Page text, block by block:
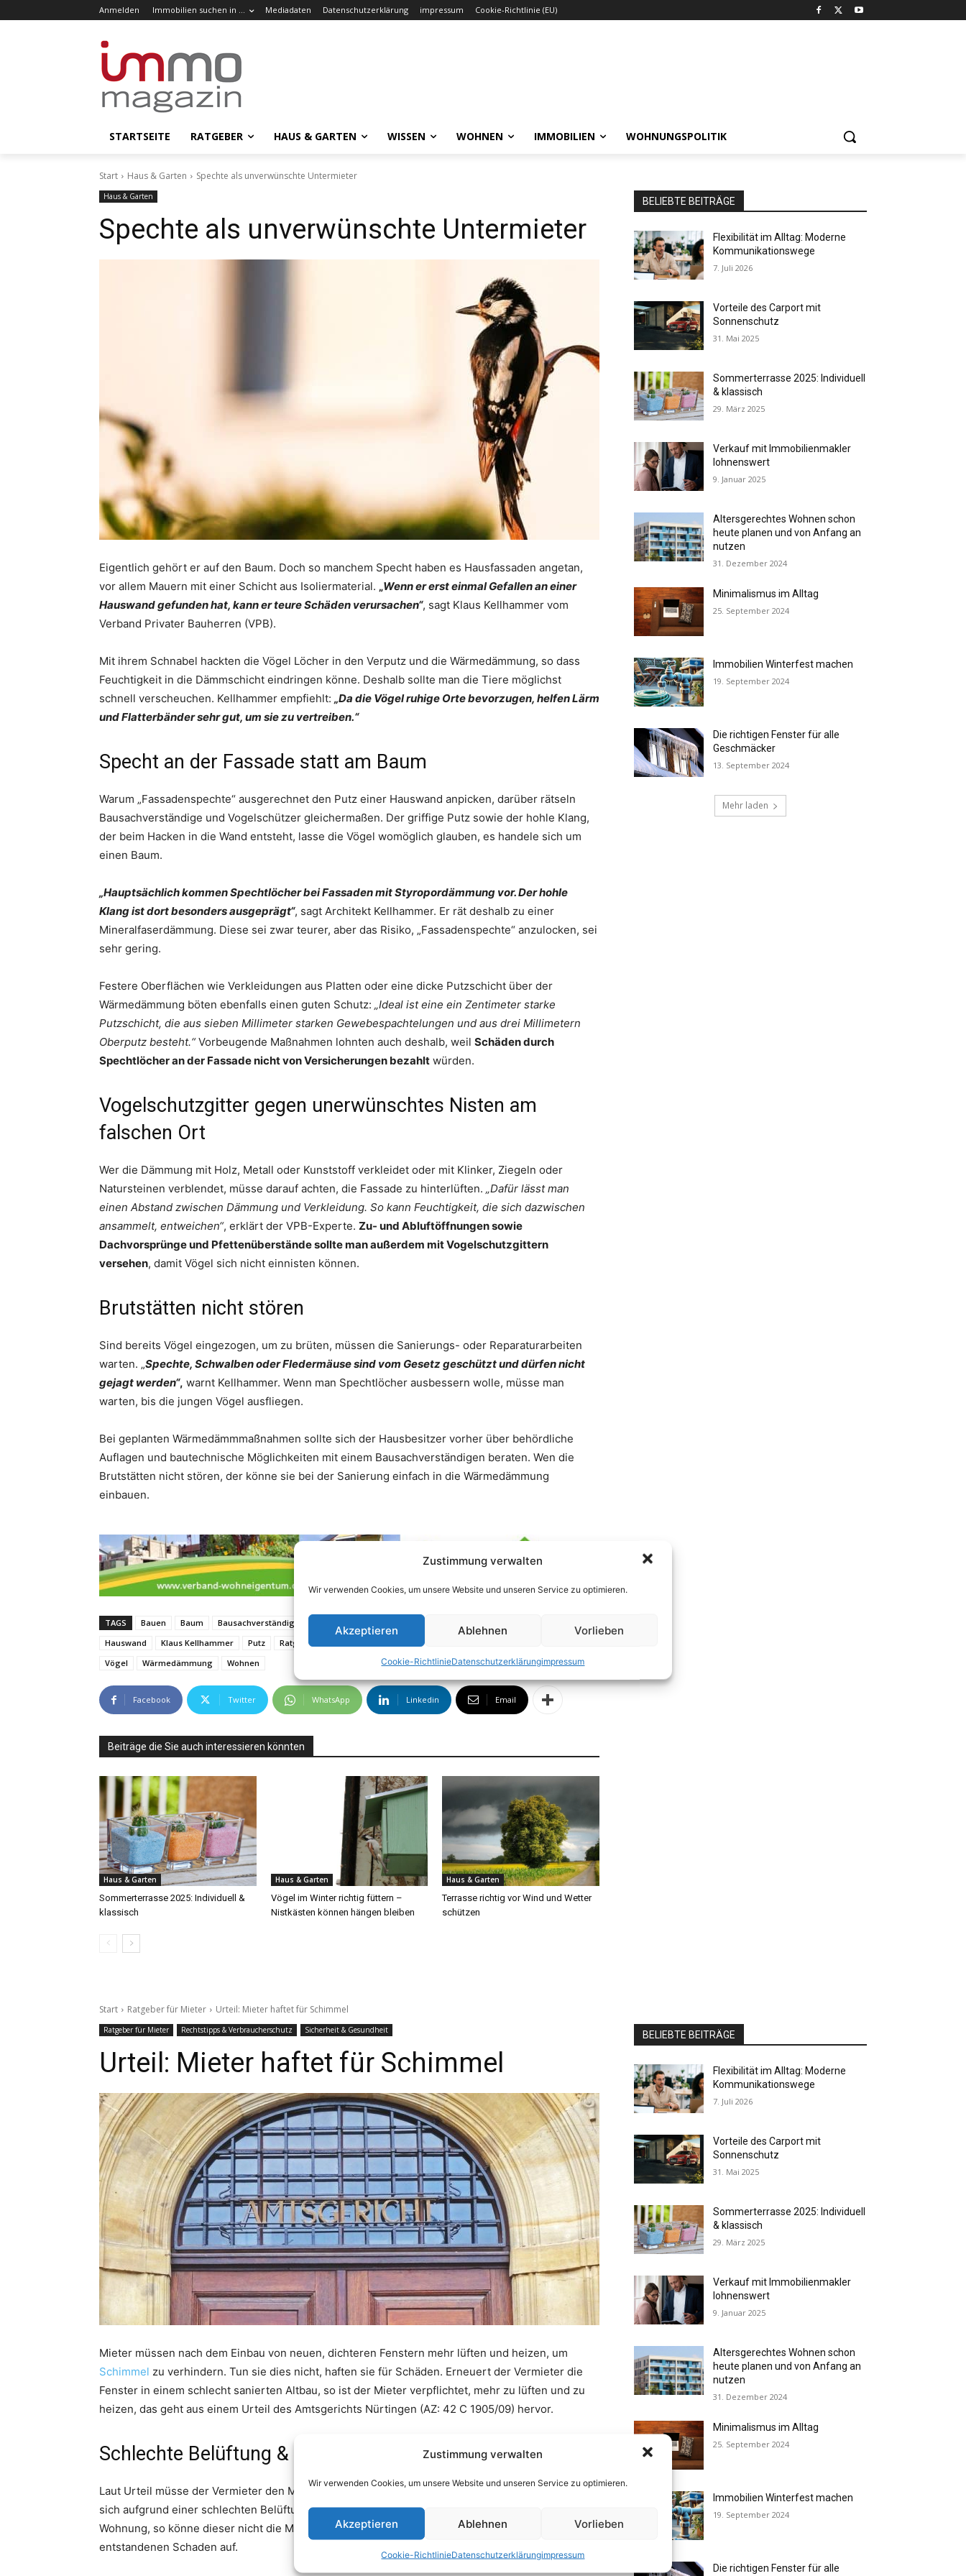
Zustimmung verwalten
Wir verwenden Cookies, um unsere Website und unseren Service zu optimieren.
Akzeptieren Ablehnen Vorlieben
Cookie-RichtlinieDatenschutzerklärungimpressum
Anmelden Immobilien suchen in … Mediadaten Datenschutzerklärung impressum Cookie-Richtlinie (EU)
STARTSEITE RATGEBER HAUS & GARTEN WISSEN WOHNEN IMMOBILIEN WOHNUNGSPOLITIK
Start Haus & Garten Spechte als unverwünschte Untermieter
Haus & Garten
Spechte als unverwünschte Untermieter
Eigentlich gehört er auf den Baum. Doch so manchem Specht haben es Hausfassaden angetan,
vor allem Mauern mit einer Schicht aus Isoliermaterial. „Wenn er erst einmal Gefallen an einer
Hauswand gefunden hat, kann er teure Schäden verursachen“, sagt Klaus Kellhammer vom
Verband Privater Bauherren (VPB).
Mit ihrem Schnabel hackten die Vögel Löcher in den Verputz und die Wärmedämmung, so dass
Feuchtigkeit in die Dämmschicht eindringen könne. Deshalb sollte man die Tiere möglichst
schnell verscheuchen. Kellhammer empfiehlt: „Da die Vögel ruhige Orte bevorzugen, helfen Lärm
und Flatterbänder sehr gut, um sie zu vertreiben.“
Specht an der Fassade statt am Baum
Warum „Fassadenspechte“ ausgerechnet den Putz einer Hauswand anpicken, darüber rätseln
Bausachverständige und Vogelschützer gleichermaßen. Der griffige Putz sowie der hohle Klang,
der beim Hacken in die Wand entsteht, lasse die Vögel womöglich glauben, es handele sich um
einen Baum.
„Hauptsächlich kommen Spechtlöcher bei Fassaden mit Styropordämmung vor. Der hohle
Klang ist dort besonders ausgeprägt“, sagt Architekt Kellhammer. Er rät deshalb zu einer
Mineralfaserdämmung. Diese sei zwar teurer, aber das Risiko, „Fassadenspechte“ anzulocken, sei
sehr gering.
Festere Oberflächen wie Verkleidungen aus Platten oder eine dicke Putzschicht über der
Wärmedämmung böten ebenfalls einen guten Schutz: „Ideal ist eine ein Zentimeter starke
Putzschicht, die aus sieben Millimeter starken Gewebespachtelungen und aus drei Millimetern
Oberputz besteht.“Vorbeugende Maßnahmen lohnten auch deshalb, weil Schäden durch
Spechtlöcher an der Fassade nicht von Versicherungen bezahlt würden.
Vogelschutzgitter gegen unerwünschtes Nisten am
falschen Ort
Wer die Dämmung mit Holz, Metall oder Kunststoff verkleidet oder mit Klinker, Ziegeln oder
Natursteinen verblendet, müsse darauf achten, die Fassade zu hinterlüften. „Dafür lässt man
einen Abstand zwischen Dämmung und Verkleidung. So kann Feuchtigkeit, die sich dazwischen
ansammelt, entweichen“, erklärt der VPB-Experte. Zu- und Abluftöffnungen sowie
Dachvorsprünge und Pfettenüberstände sollte man außerdem mit Vogelschutzgittern
versehen, damit Vögel sich nicht einnisten können.
Brutstätten nicht stören
Sind bereits Vögel eingezogen, um zu brüten, müssen die Sanierungs- oder Reparaturarbeiten
warten. „Spechte, Schwalben oder Fledermäuse sind vom Gesetz geschützt und dürfen nicht
gejagt werden“, warnt Kellhammer. Wenn man Spechtlöcher ausbessern wolle, müsse man
warten, bis die jungen Vögel ausfliegen.
Bei geplanten Wärmedämmmaßnahmen sollte sich der Hausbesitzer vorher über behördliche
Auflagen und bautechnische Möglichkeiten mit einem Bausachverständigen beraten. Wen die
Brutstätten nicht stören, der könne sie bei der Sanierung einfach in die Wärmedämmung
einbauen.
TAGS Bauen Baum Bausachverständige
Hauswand
Klaus Kellhammer Putz Ratgeber
Vögel
Wärmedämmung Wohnen
Facebook Twitter WhatsApp Linkedin Email
Beiträge die Sie auch interessieren könnten
Haus & Garten
Sommerterrasse 2025: Individuell &
klassisch
Haus & Garten
Vögel im Winter richtig füttern –
Nistkästen können hängen bleiben
Haus & Garten
Terrasse richtig vor Wind und Wetter
schützen
BELIEBTE BEITRÄGE
Flexibilität im Alltag: Moderne
Kommunikationswege
7. Juli 2026
Vorteile des Carport mit
Sonnenschutz
31. Mai 2025
Sommerterrasse 2025: Individuell
& klassisch
29. März 2025
Verkauf mit Immobilienmakler
lohnenswert
9. Januar 2025
Altersgerechtes Wohnen schon
heute planen und von Anfang an
nutzen
31. Dezember 2024
Minimalismus im Alltag
25. September 2024
Immobilien Winterfest machen
19. September 2024
Die richtigen Fenster für alle
Geschmäcker
13. September 2024
Mehr laden